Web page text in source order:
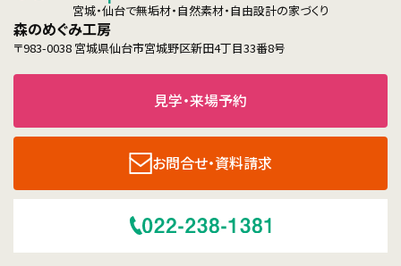
宮城・仙台で無垢材・自然素材・自由設計の家づくり
森のめぐみ工房
〒983-0038 宮城県仙台市宮城野区新田4丁目33番8号
見学・来場予約
お問合せ・資料請求